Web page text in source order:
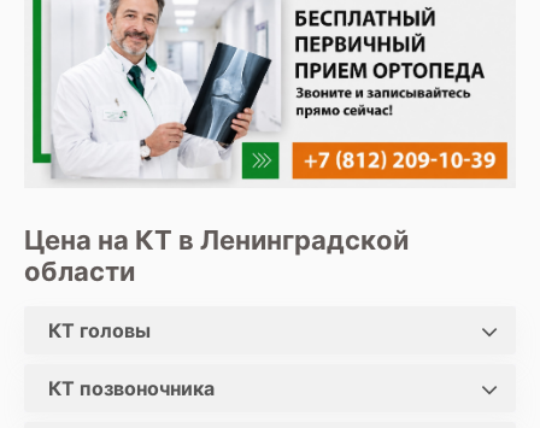
Цена на КТ в Ленинградской
области
КТ головы
КТ позвоночника